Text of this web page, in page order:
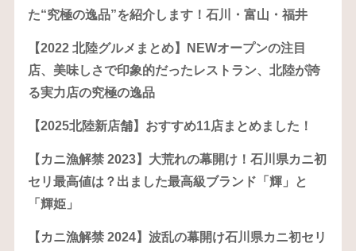
た“究極の逸品”を紹介します！石川・富山・福井
【2022 北陸グルメまとめ】NEWオープンの注目
店、美味しさで印象的だったレストラン、北陸が誇
る実力店の究極の逸品
【2025北陸新店舗】おすすめ11店まとめました！
【カニ漁解禁 2023】大荒れの幕開け！石川県カニ初
セリ最高値は？出ました最高級ブランド「輝」と
「輝姫」
【カニ漁解禁 2024】波乱の幕開け石川県カニ初セリ